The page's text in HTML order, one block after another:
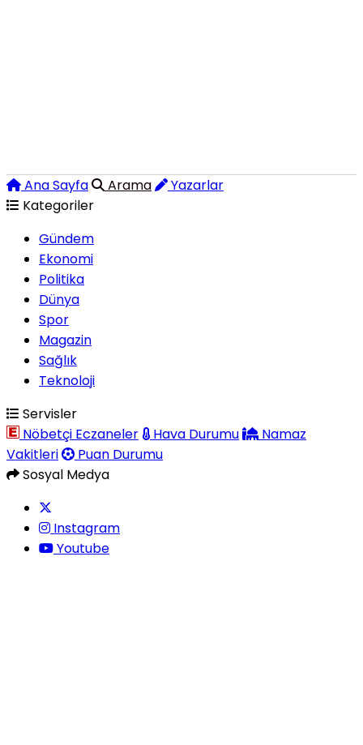
Ana Sayfa Arama
Yazarlar
Kategoriler
Gündem
Ekonomi
Politika
Dünya
Spor
Magazin
Sağlık
Teknoloji
Servisler
Nöbetçi Eczaneler
Hava Durumu
Namaz
Vakitleri
Puan Durumu
Sosyal Medya
Instagram
Youtube